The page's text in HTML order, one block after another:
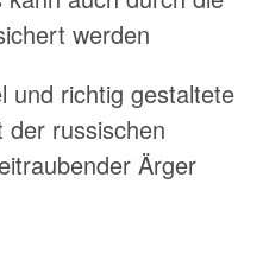
werden
und richtig gestaltete
der russischen
Ärger